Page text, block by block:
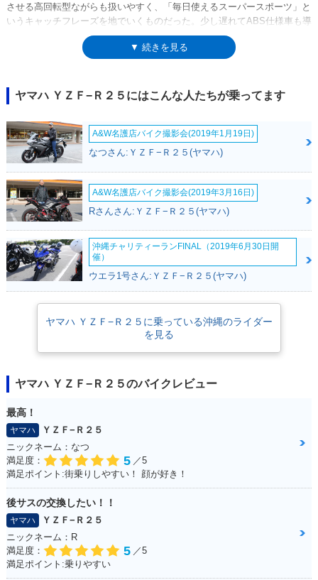
させる高回転型ながらも扱いやすく、「毎日使えるスーパースポーツ」と
いうキャッチフレーズを地でいくものだった。少し遅れてABS仕様車も導
入され、日本国内ではABS有りと無しの2ラインナップが基本となった。
また、MotoGPマシンをイメージさせる特別カラーモデル（モビスターヤ
れた。2018年10月11日に、インドネシア（R25の生産拠点）でマイナーチ
ェンジモデルが発表された。外装デザインは（GPマシンのYZR-M1風
に）一新され、フロントサスは倒立フォークになり、LEDヘッドライトが
採用されるなどの変更を受けていた。この新型モデルは、2019年3月28日
から日本でも販売が開始された。引き続き、ABSの有無で2タイプをライ
ンナップしたが、2021年モデルからは、ABS搭載モデルのみになった。
に、ウインカーがLED式になった。2025年モデルでは、YZF-R3とともに
サイドやリアのデザイン変更を受けた。また、アシスト＆スリッパークラ
ッチを搭載するなど、装備・機能の充実が図られた。
▼ 続きを見る
ヤマハ ＹＺＦ−Ｒ２５にはこんな人たちが乗ってます
A&W名護店バイク撮影会(2019年1月19日)
なつさん:ＹＺＦ−Ｒ２５(ヤマハ)
A&W名護店バイク撮影会(2019年3月16日)
Rさんさん:ＹＺＦ−Ｒ２５(ヤマハ)
沖縄チャリティーランFINAL（2019年6月30日開
催）
ウエラ1号さん:ＹＺＦ−Ｒ２５(ヤマハ)
ヤマハ ＹＺＦ−Ｒ２５に乗っている沖縄のライダー
を見る
ヤマハ ＹＺＦ−Ｒ２５のバイクレビュー
最高！
ヤマハ
ＹＺＦ−Ｒ２５
ニックネーム：なつ
満足度：
5 ／5
満足ポイント:街乗りしやすい！ 顔が好き！
後サスの交換したい！！
ヤマハ
ＹＺＦ−Ｒ２５
ニックネーム：R
満足度：
5 ／5
満足ポイント:乗りやすい